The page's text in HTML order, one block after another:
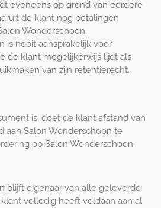
eveneens op grond van eerdere
de klant nog betalingen
Wonderschoon.
is nooit aansprakelijk voor
de klant mogelijkerwijs lijdt als
van zijn retentierecht.
is, doet de klant afstand van
aan Salon Wonderschoon te
op Salon Wonderschoon.
blijft eigenaar van alle geleverde
volledig heeft voldaan aan al